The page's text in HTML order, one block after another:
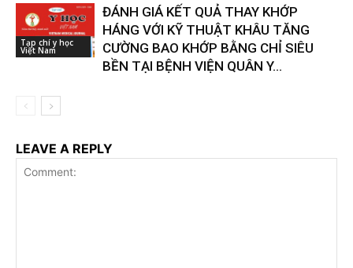
Tạp chí y học
Việt Nam
ĐÁNH GIÁ KẾT QUẢ THAY KHỚP
HÁNG VỚI KỸ THUẬT KHÂU TĂNG
CƯỜNG BAO KHỚP BẰNG CHỈ SIÊU
BỀN TẠI BỆNH VIỆN QUÂN Y...
LEAVE A REPLY